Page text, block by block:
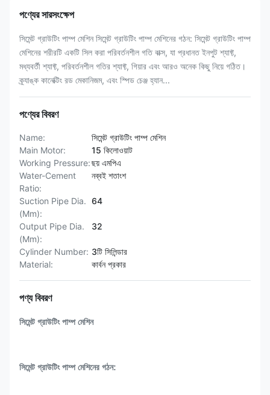
পণ্যের সারসংক্ষেপ
সিমেন্ট গ্রাউটিং পাম্প মেশিন সিমেন্ট গ্রাউটিং পাম্প মেশিনের গঠন: সিমেন্ট গ্রাউটিং পাম্প
মেশিনের শরীরটি একটি সিল করা পরিবর্তনশীল গতি বাক্স, যা প্রধানত ইনপুট শ্যাফ্ট,
মধ্যবর্তী শ্যাফ্ট, পরিবর্তনশীল গতির শ্যাফ্ট, গিয়ার এবং আরও অনেক কিছু নিয়ে গঠিত।
ক্র্যাঙ্ক কানেক্টিং রড মেকানিজম, এবং স্পিড চেঞ্জ হ্যান...
পণ্যের বিবরণ
Name:
সিমেন্ট গ্রাউটিং পাম্প মেশিন
Main Motor:
15 কিলোওয়াট
Working Pressure:ছয় এমপিএ
Water-Cement
Ratio:
নব্বই শতাংশ
Suction Pipe Dia.
(Mm):
64
Output Pipe Dia.
(Mm):
32
Cylinder Number: 3টি সিলিন্ডার
Material:
কার্বন প্রকার
পণ্য বিবরণ
সিমেন্ট গ্রাউটিং পাম্প মেশিন
সিমেন্ট গ্রাউটিং পাম্প মেশিনের গঠন: